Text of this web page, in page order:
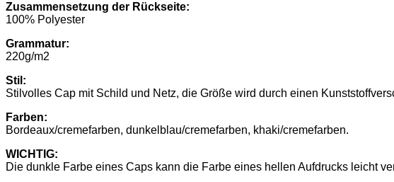
Zusammensetzung der Rückseite:
100% Polyester
Grammatur:
220g/m2
Stil:
Stilvolles Cap mit Schild und Netz, die Größe wird durch einen
Farben:
Bordeaux/cremefarben, dunkelblau/cremefarben, khaki/cremefarben.
WICHTIG:
Die dunkle Farbe eines Caps kann die Farbe eines hellen Aufdrucks leicht